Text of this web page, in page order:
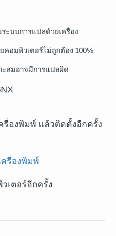
ะบบการแปลด้วยเครื่อง
อมพิวเตอร์ไม่ถูกต้อง 100%
ะสมอาจมีการแปลผิด
รื่องพิมพ์ แล้วติดตั้งอีกครั้ง
ครื่องพิมพ์
เตอร์อีกครั้ง